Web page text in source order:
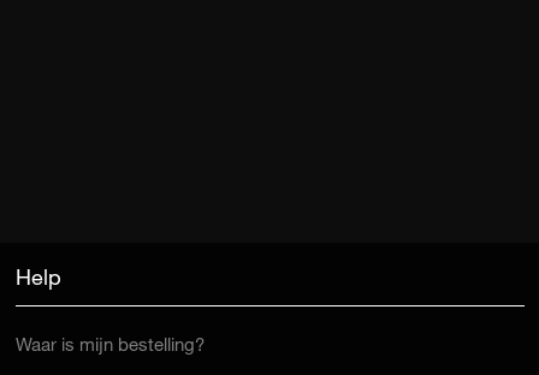
Help
Waar is mijn bestelling?